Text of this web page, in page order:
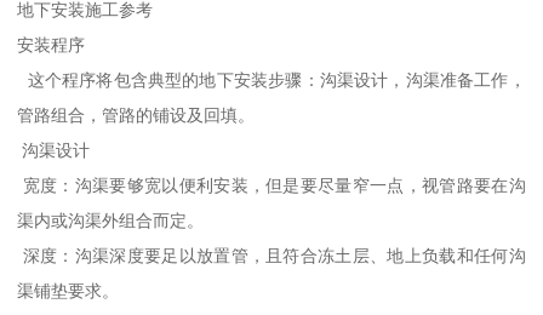
地下安装施工参考
安装程序
这个程序将包含典型的地下安装步骤：沟渠设计，沟渠准备工作，
管路组合，管路的铺设及回填。
沟渠设计
宽度：沟渠要够宽以便利安装，但是要尽量窄一点，视管路要在沟
渠内或沟渠外组合而定。
深度：沟渠深度要足以放置管，且符合冻土层、地上负载和任何沟
渠铺垫要求。